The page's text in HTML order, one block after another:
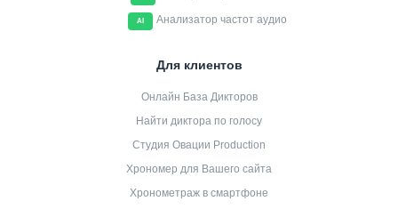
AI Анализатор частот аудио
Для клиентов
Онлайн База Дикторов
Найти диктора по голосу
Студия Овации Production
Хрономер для Вашего сайта
Хронометраж в смартфоне